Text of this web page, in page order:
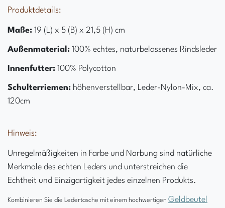
Produktdetails:
Maße: 19 (L) x 5 (B) x 21,5 (H) cm
Außenmaterial: 100% echtes, naturbelassenes Rindsleder
Innenfutter: 100% Polycotton
Schulterriemen: höhenverstellbar, Leder-Nylon-Mix, ca.
120cm
Hinweis:
Unregelmäßigkeiten in Farbe und Narbung sind natürliche
Merkmale des echten Leders und unterstreichen die
Echtheit und Einzigartigkeit jedes einzelnen Produkts.
Kombinieren Sie die Ledertasche mit einem hochwertigen Geldbeutel